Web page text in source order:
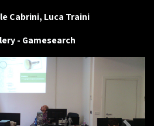
Cabrini, Luca Traini
- Gamesearch